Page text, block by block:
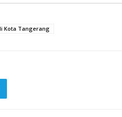
Kota Tangerang